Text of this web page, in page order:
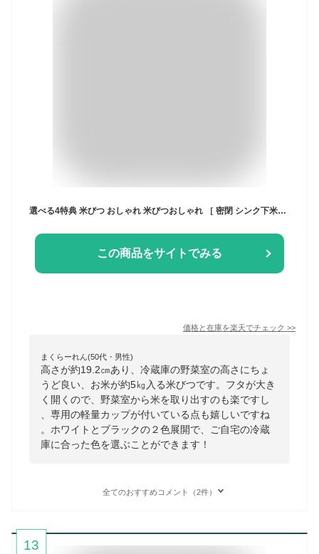
選べる4特典 米びつ おしゃれ 米びつおしゃれ ［ 密閉 シンク下米びつ タワー 5kg 計量カップ付 ］ 山崎実業 タワー tower クッチーナ 送料無料 ライスストッカー お米保存容器 米びつ こめびつ 米びつ 5kg 山崎実業 タワー 米びつ 米びつ 冷蔵庫
この商品をサイトでみる
価格と在庫を楽天でチェック >>
まくらーれん(50代・男性)
高さが約19.2㎝あり、冷蔵庫の野菜室の高さにちょ
うど良い、お米が約5㎏入る米びつです。フタが大き
く開くので、野菜室から米を取り出すのも楽ですし
、専用の軽量カップが付いている点も嬉しいですね
。ホワイトとブラックの２色展開で、ご自宅の冷蔵
庫に合った色を選ぶことができます！
全てのおすすめコメント（2件）
13